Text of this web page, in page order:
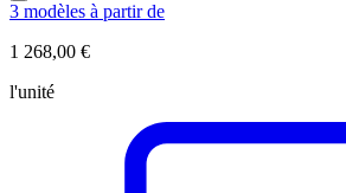
3 modèles à partir de
1 268,00 €
l'unité